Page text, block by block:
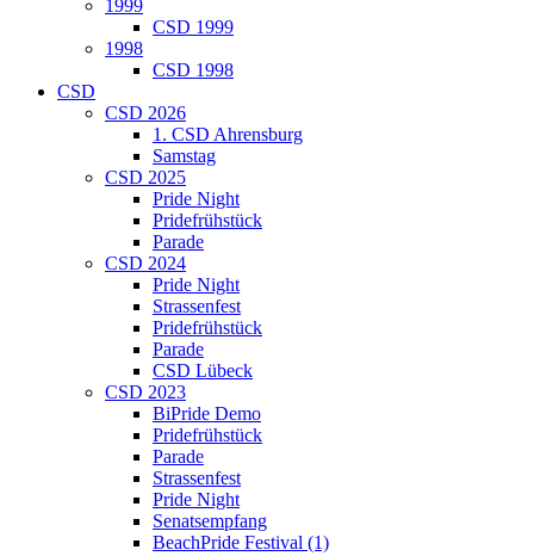
1999
CSD 1999
1998
CSD 1998
CSD
CSD 2026
1. CSD Ahrensburg
Samstag
CSD 2025
Pride Night
Pridefrühstück
Parade
CSD 2024
Pride Night
Strassenfest
Pridefrühstück
Parade
CSD Lübeck
CSD 2023
BiPride Demo
Pridefrühstück
Parade
Strassenfest
Pride Night
Senatsempfang
BeachPride Festival (1)